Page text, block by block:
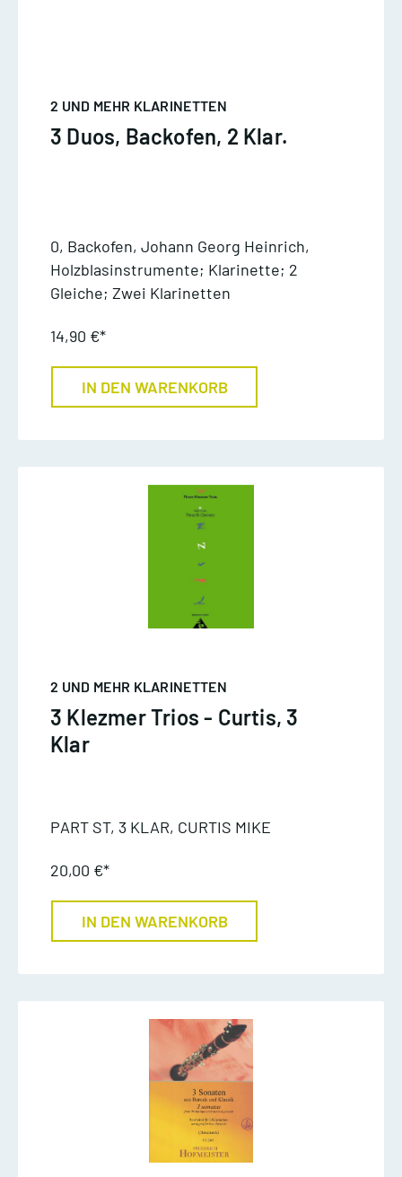
2 UND MEHR KLARINETTEN
3 Duos, Backofen, 2 Klar.
0, Backofen, Johann Georg Heinrich,
Holzblasinstrumente; Klarinette; 2
Gleiche; Zwei Klarinetten
14,90 €*
IN DEN WARENKORB
2 UND MEHR KLARINETTEN
3 Klezmer Trios - Curtis, 3
Klar
PART ST, 3 KLAR, CURTIS MIKE
20,00 €*
IN DEN WARENKORB